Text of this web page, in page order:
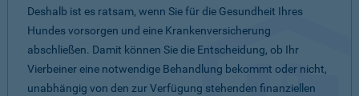
Deshalb ist es ratsam, wenn Sie für die Gesundheit Ihres
Hundes vorsorgen und eine Krankenversicherung
abschließen. Damit können Sie die Entscheidung, ob Ihr
Vierbeiner eine notwendige Behandlung bekommt oder nicht,
unabhängig von den zur Verfügung stehenden finanziellen